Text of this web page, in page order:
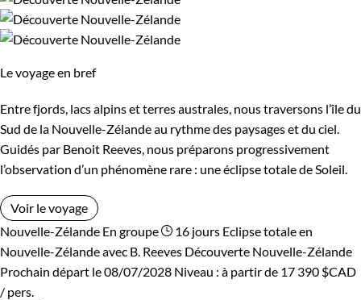
Le voyage en bref
Entre fjords, lacs alpins et terres australes, nous traversons l’île du
Sud de la Nouvelle-Zélande au rythme des paysages et du ciel.
Guidés par Benoit Reeves, nous préparons progressivement
l’observation d’un phénomène rare : une éclipse totale de Soleil.
Voir le voyage
Nouvelle-Zélande En groupe 16 jours Eclipse totale en
Nouvelle-Zélande avec B. Reeves Découverte Nouvelle-Zélande
Prochain départ le 08/07/2028 Niveau : à partir de 17 390 $CAD
/ pers.